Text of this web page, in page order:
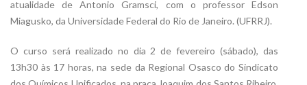
atualidade de Antonio Gramsci, com o professor Edson
Miagusko, da Universidade Federal do Rio de Janeiro. (UFRRJ).
O curso será realizado no dia 2 de fevereiro (sábado), das
13h30 às 17 horas, na sede da Regional Osasco do Sindicato